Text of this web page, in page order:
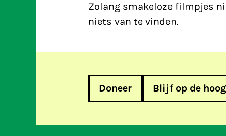
Zolang smakeloze filmpjes
niets van te vinden.
Doneer Blijf op de